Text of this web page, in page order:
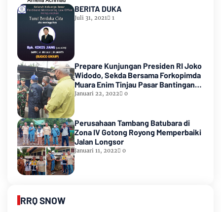
BERITA DUKA
Juli 31, 2021 1
Prepare Kunjungan Presiden RI Joko
Widodo, Sekda Bersama Forkopimda
Muara Enim Tinjau Pasar Bantingan
Tanjung Enim
Januari 22, 2022 0
Perusahaan Tambang Batubara di
Zona IV Gotong Royong Memperbaiki
Jalan Longsor
Januari 11, 2022 0
RRQ SNOW